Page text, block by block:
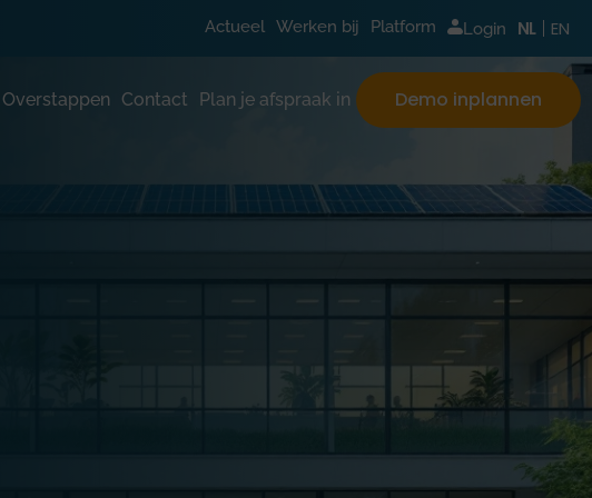
Actueel Werken bij Platform Login NL EN
Overstappen Contact Plan je afspraak in Demo inplannen